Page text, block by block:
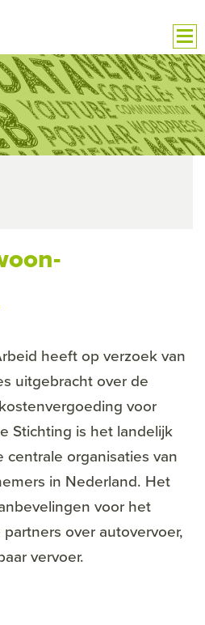
heeft op verzoek van
uitgebracht over de
voor
Stichting is het landelijk
centrale organisaties van
in Nederland. Het
voor het
over autovervoer,
vervoer.